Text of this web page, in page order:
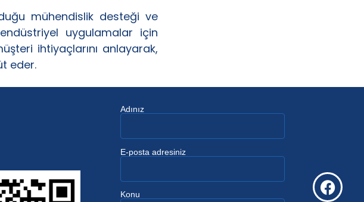
mühendislik desteği ve
uygulamalar için
ihtiyaçlarını anlayarak,
eder.
Adınız
E-posta adresiniz
Konu